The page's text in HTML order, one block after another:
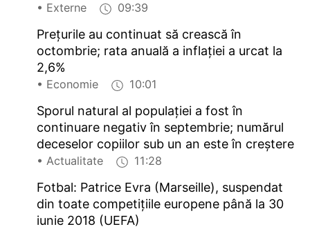
• Externe 09:39
Prețurile au continuat să crească în
octombrie; rata anuală a inflației a urcat la
2,6%
• Economie 10:01
Sporul natural al populației a fost în
continuare negativ în septembrie; numărul
deceselor copiilor sub un an este în creștere
• Actualitate 11:28
Fotbal: Patrice Evra (Marseille), suspendat
din toate competițiile europene până la 30
iunie 2018 (UEFA)